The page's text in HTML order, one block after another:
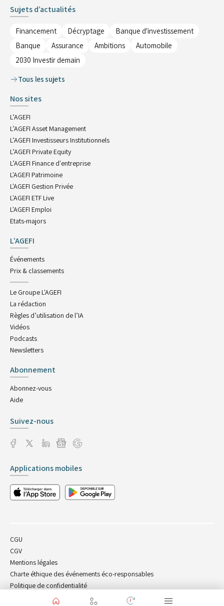
Sujets d’actualités
Financement Décryptage
Banque d'investissement
Banque
Assurance Ambitions
Automobile
2030 Investir demain
Tous les sujets
Nos sites
L’AGEFI
L’AGEFI Asset Management
L’AGEFI Investisseurs Institutionnels
L’AGEFI Private Equity
L’AGEFI Finance d'entreprise
L'AGEFI Patrimoine
L'AGEFI Gestion Privée
L'AGEFI ETF Live
L'AGEFI Emploi
Etats-majors
L’AGEFI
Événements
Prix & classements
Le Groupe L'AGEFI
La rédaction
Règles d’utilisation de l’IA
Vidéos
Podcasts
Newsletters
Abonnement
Abonnez-vous
Aide
Suivez-nous
Applications mobiles
CGU
CGV
Mentions légales
Charte éthique des événements éco-responsables
Politique de confidentialité